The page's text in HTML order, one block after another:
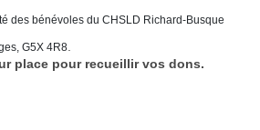
des bénévoles du CHSLD Richard-Busque
G5X 4R8
place pour recueillir vos dons.